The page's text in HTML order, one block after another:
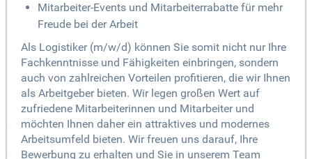
Mitarbeiter-Events und Mitarbeiterrabatte für mehr
Freude bei der Arbeit
Als Logistiker (m/w/d) können Sie somit nicht nur Ihre
Fachkenntnisse und Fähigkeiten einbringen, sondern
auch von zahlreichen Vorteilen profitieren, die wir Ihnen
als Arbeitgeber bieten. Wir legen großen Wert auf
zufriedene Mitarbeiterinnen und Mitarbeiter und
möchten Ihnen daher ein attraktives und modernes
Arbeitsumfeld bieten. Wir freuen uns darauf, Ihre
Bewerbung zu erhalten und Sie in unserem Team